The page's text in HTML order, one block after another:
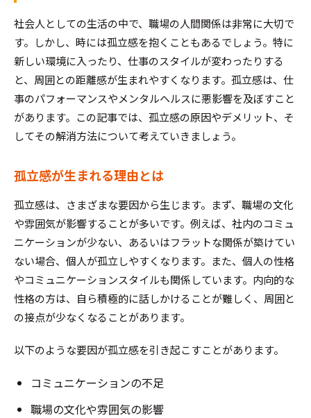
社会人としての生活の中で、職場の人間関係は非常に大切で
す。しかし、時には孤立感を抱くこともあるでしょう。特に
新しい環境に入ったり、仕事のスタイルが変わったりする
と、周囲との距離感が生まれやすくなります。孤立感は、仕
事のパフォーマンスやメンタルヘルスに悪影響を及ぼすこと
があります。この記事では、孤立感の原因やデメリット、そ
してその解消方法について考えていきましょう。
孤立感が生まれる理由とは
孤立感は、さまざまな要因から生じます。まず、職場の文化
や雰囲気が影響することが多いです。例えば、社内のコミュ
ニケーションが少ない、あるいはフラットな関係が築けてい
ない場合、個人が孤立しやすくなります。また、個人の性格
やコミュニケーションスタイルも関係しています。内向的な
性格の方は、自ら積極的に話しかけることが難しく、周囲と
の接点が少なくなることがあります。
以下のような要因が孤立感を引き起こすことがあります。
コミュニケーションの不足
職場の文化や雰囲気の影響